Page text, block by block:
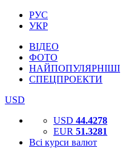
РУС
УКР
ВІДЕО
ФОТО
НАЙПОПУЛЯРНІШІ
СПЕЦПРОЕКТИ
USD
USD 44.4278
EUR 51.3281
Всі курси валют